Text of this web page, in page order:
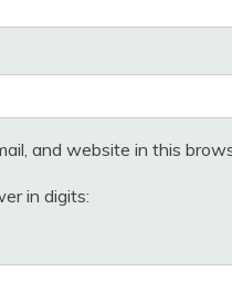
and website in this
in digits: